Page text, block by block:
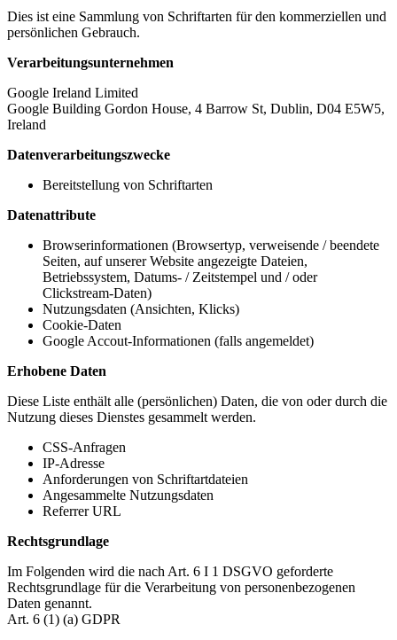
Dies ist eine Sammlung von Schriftarten für den kommerziellen und
persönlichen Gebrauch.
Verarbeitungsunternehmen
Google Ireland Limited
Google Building Gordon House, 4 Barrow St, Dublin, D04 E5W5,
Ireland
Datenverarbeitungszwecke
Bereitstellung von Schriftarten
Datenattribute
Browserinformationen (Browsertyp, verweisende / beendete
Seiten, auf unserer Website angezeigte Dateien,
Betriebssystem, Datums- / Zeitstempel und / oder
Clickstream-Daten)
Nutzungsdaten (Ansichten, Klicks)
Cookie-Daten
Google Accout-Informationen (falls angemeldet)
Erhobene Daten
Diese Liste enthält alle (persönlichen) Daten, die von oder durch die
Nutzung dieses Dienstes gesammelt werden.
CSS-Anfragen
IP-Adresse
Anforderungen von Schriftartdateien
Angesammelte Nutzungsdaten
Referrer URL
Rechtsgrundlage
Im Folgenden wird die nach Art. 6 I 1 DSGVO geforderte
Rechtsgrundlage für die Verarbeitung von personenbezogenen
Daten genannt.
Art. 6 (1) (a) GDPR